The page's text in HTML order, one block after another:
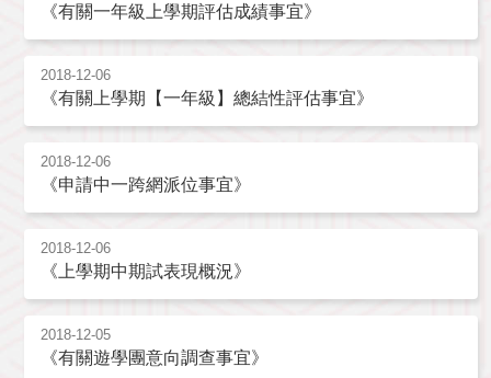
《有關一年級上學期評估成績事宜》
2018-12-06
《有關上學期【一年級】總結性評估事宜》
2018-12-06
《申請中一跨網派位事宜》
2018-12-06
《上學期中期試表現概況》
2018-12-05
《有關遊學團意向調查事宜》